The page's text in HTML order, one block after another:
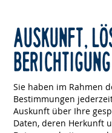
AUSKUNFT,
BERICHTIGUNG
Sie haben im Rahmen
Bestimmungen
Auskunft über Ihre
Daten, deren Herkunft